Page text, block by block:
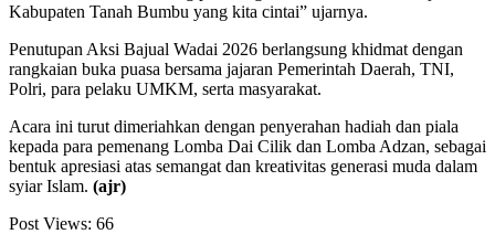
Kabupaten Tanah Bumbu yang kita cintai” ujarnya.
Penutupan Aksi Bajual Wadai 2026 berlangsung khidmat dengan
rangkaian buka puasa bersama jajaran Pemerintah Daerah, TNI,
Polri, para pelaku UMKM, serta masyarakat.
Acara ini turut dimeriahkan dengan penyerahan hadiah dan piala
kepada para pemenang Lomba Dai Cilik dan Lomba Adzan, sebagai
bentuk apresiasi atas semangat dan kreativitas generasi muda dalam
syiar Islam. (ajr)
Post Views: 66